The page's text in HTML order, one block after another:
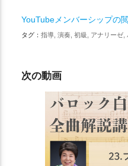
YouTubeメンバーシップの
タグ： 指導, 演奏, 初級, アナリーゼ,
次の動画